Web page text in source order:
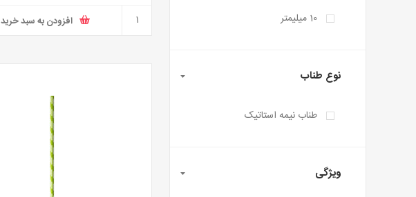
افزودن به سبد خرید
10 میلیمتر
نوع طناب
طناب نیمه استاتیک
ویژگی